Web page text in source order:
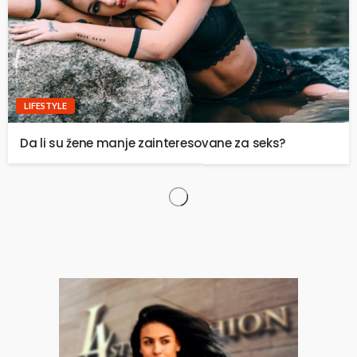
LIFESTYLE
Da li su žene manje zainteresovane za seks?